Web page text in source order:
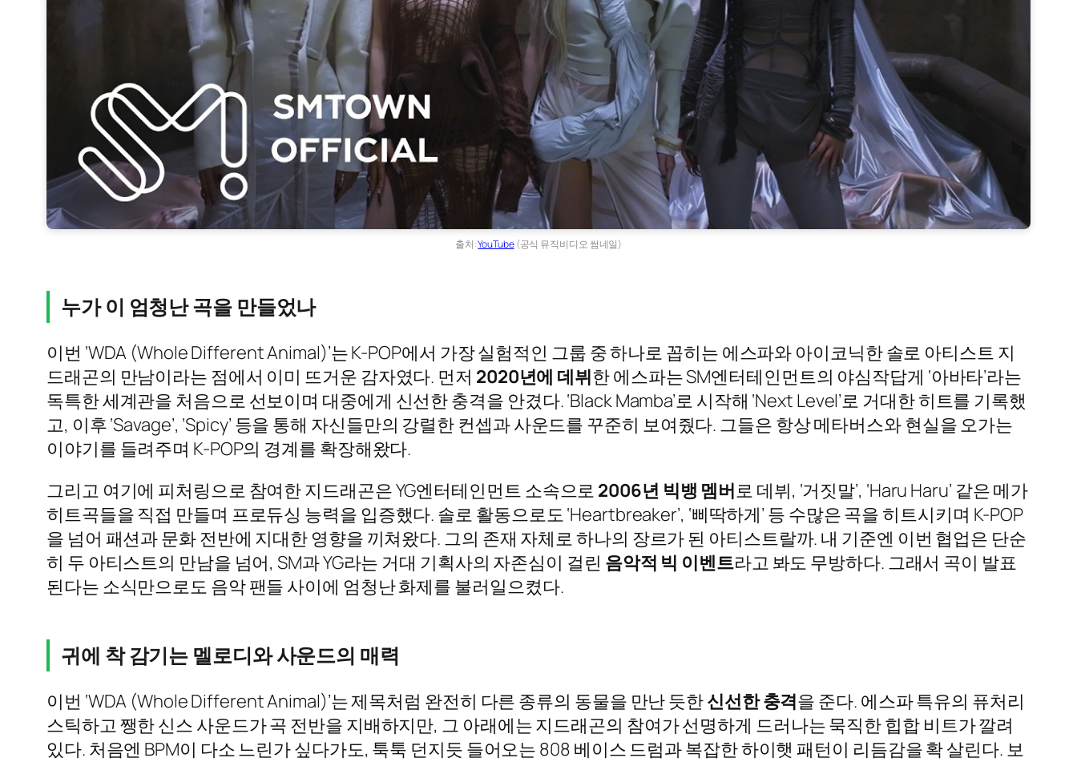
출처:YouTube(공식 뮤직비디오 썸네일)
누가 이 엄청난 곡을 만들었나
이번 ‘WDA (Whole Different Animal)’는 K-POP에서 가장 실험적인 그룹 중 하나로 꼽히는 에스파와 아이코닉한 솔로 아티스트 지
드래곤의 만남이라는 점에서 이미 뜨거운 감자였다. 먼저 2020년에 데뷔한 에스파는 SM엔터테인먼트의 야심작답게 ‘아바타’라는
독특한 세계관을 처음으로 선보이며 대중에게 신선한 충격을 안겼다. ‘Black Mamba’로 시작해 ‘Next Level’로 거대한 히트를 기록했
고, 이후 ‘Savage’, ‘Spicy’ 등을 통해 자신들만의 강렬한 컨셉과 사운드를 꾸준히 보여줬다. 그들은 항상 메타버스와 현실을 오가는
이야기를 들려주며 K-POP의 경계를 확장해왔다.
그리고 여기에 피처링으로 참여한 지드래곤은 YG엔터테인먼트 소속으로 2006년 빅뱅 멤버로 데뷔, ‘거짓말’, ‘Haru Haru’ 같은 메가
히트곡들을 직접 만들며 프로듀싱 능력을 입증했다. 솔로 활동으로도 ‘Heartbreaker’, ‘삐딱하게’ 등 수많은 곡을 히트시키며 K-POP
을 넘어 패션과 문화 전반에 지대한 영향을 끼쳐왔다. 그의 존재 자체로 하나의 장르가 된 아티스트랄까. 내 기준엔 이번 협업은 단순
히 두 아티스트의 만남을 넘어, SM과 YG라는 거대 기획사의 자존심이 걸린 음악적 빅 이벤트라고 봐도 무방하다. 그래서 곡이 발표
된다는 소식만으로도 음악 팬들 사이에 엄청난 화제를 불러일으켰다.
귀에 착 감기는 멜로디와 사운드의 매력
이번 ‘WDA (Whole Different Animal)’는 제목처럼 완전히 다른 종류의 동물을 만난 듯한신선한 충격을 준다. 에스파 특유의 퓨처리
스틱하고 쨍한 신스 사운드가 곡 전반을 지배하지만, 그 아래에는 지드래곤의 참여가 선명하게 드러나는 묵직한 힙합 비트가 깔려
있다. 처음엔 BPM이 다소 느린가 싶다가도, 툭툭 던지듯 들어오는 808 베이스 드럼과 복잡한 하이햇 패턴이 리듬감을 확 살린다. 보